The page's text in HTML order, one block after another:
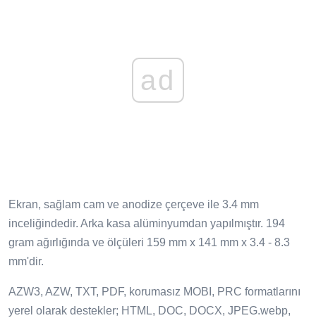
ad
Ekran, sağlam cam ve anodize çerçeve ile 3.4 mm
inceliğindedir. Arka kasa alüminyumdan yapılmıştır. 194
gram ağırlığında ve ölçüleri 159 mm x 141 mm x 3.4 - 8.3
mm'dir.
AZW3, AZW, TXT, PDF, korumasız MOBI, PRC formatlarını
yerel olarak destekler; HTML, DOC, DOCX, JPEG.webp,